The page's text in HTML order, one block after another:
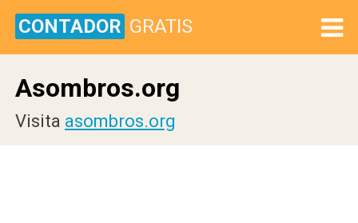
CONTADOR GRATIS
Asombros.org
Visita asombros.org